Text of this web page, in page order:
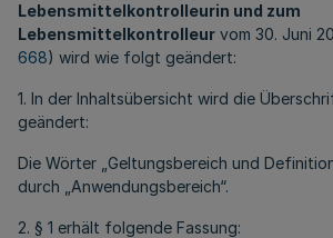
Lebensmittelkontrolleurin und zum
Lebensmittelkontrolleur vom 30. Juni
668) wird wie folgt geändert:
1. In der Inhaltsübersicht wird die
geändert:
Die Wörter „Geltungsbereich und
durch „Anwendungsbereich“.
2. § 1 erhält folgende Fassung: